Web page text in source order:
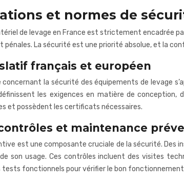
et normes de
de levage en France est strictement encadrée
pénales. La sécurité est une priorité absolue, et la
français et européen
la sécurité des équipements de levage
les exigences en matière de conception,
et possèdent les certificats nécessaires.
et maintenance
est une composante cruciale de la sécurité. Des
son usage. Ces contrôles incluent des visites
fonctionnels pour vérifier le bon